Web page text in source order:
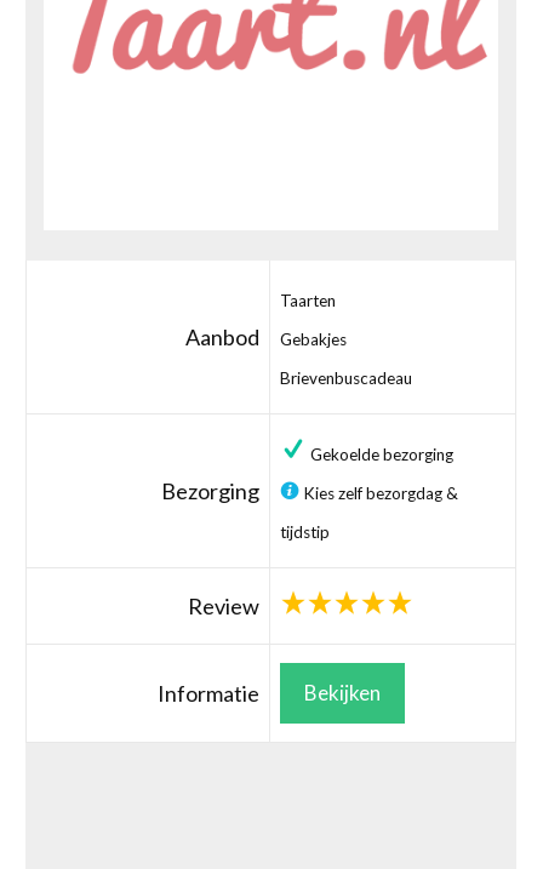
Aanbod
Taarten
Gebakjes
Brievenbuscadeau
Bezorging
Gekoelde bezorging
Kies zelf bezorgdag &
tijdstip
Review
Informatie Bekijken